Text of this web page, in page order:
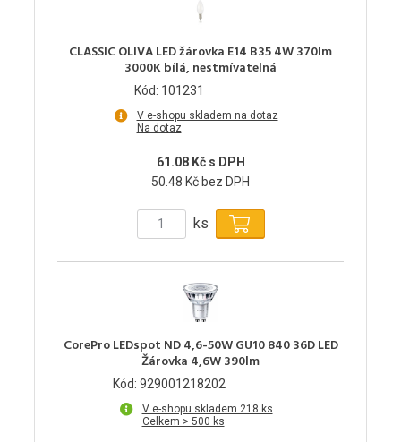
CLASSIC OLIVA LED žárovka E14 B35 4W 370lm
3000K bílá, nestmívatelná
Kód: 101231
V e-shopu skladem na dotaz
Na dotaz
61.08 Kč s DPH
50.48 Kč bez DPH
ks
CorePro LEDspot ND 4,6-50W GU10 840 36D LED
Žárovka 4,6W 390lm
Kód: 929001218202
V e-shopu skladem 218 ks
Celkem > 500 ks